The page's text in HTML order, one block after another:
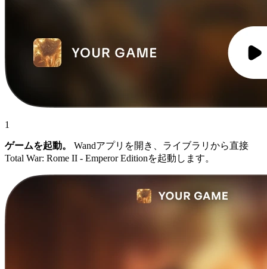
1
ゲームを起動。
Wandアプリを開き、ライブラリから直接
Total War: Rome II - Emperor Editionを起動します。